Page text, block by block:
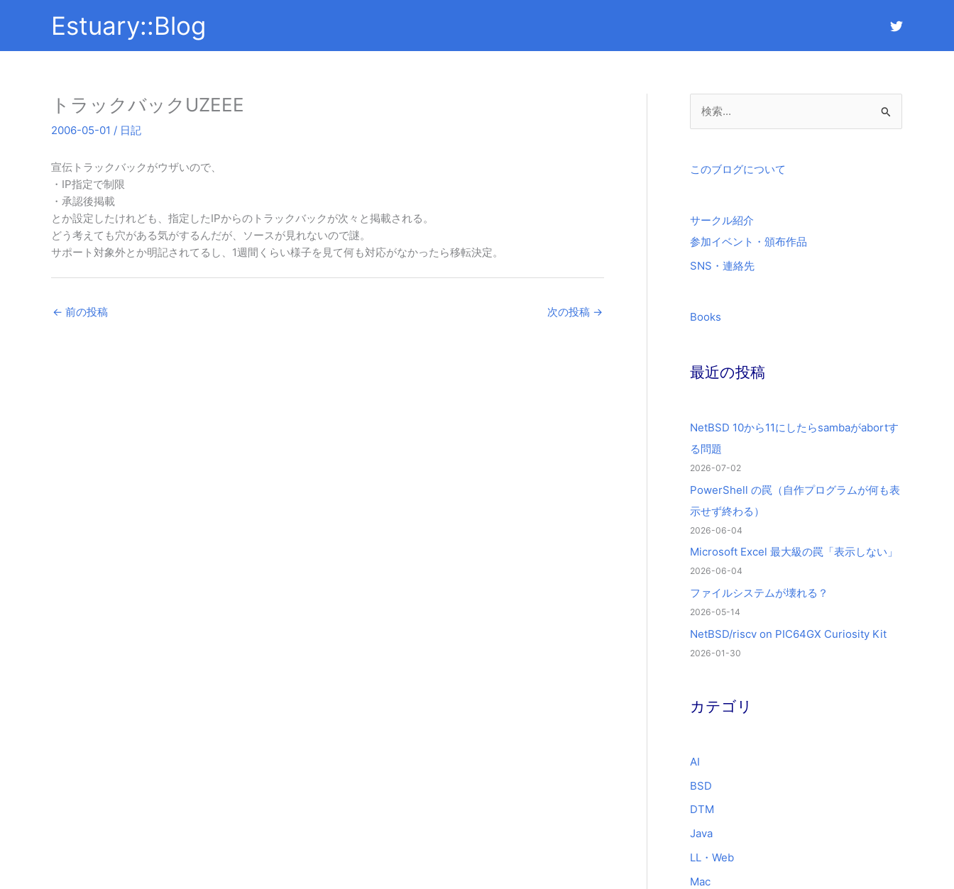
Estuary::Blog
トラックバックUZEEE
2006-05-01 / 日記
宣伝トラックバックがウザいので、
・IP指定で制限
・承認後掲載
とか設定したけれども、指定したIPからのトラックバックが次々と掲載される。
どう考えても穴がある気がするんだが、ソースが見れないので謎。
サポート対象外とか明記されてるし、1週間くらい様子を見て何も対応がなかったら移転決定。
← 前の投稿 次の投稿 →
象
このブログについて
サークル紹介
参加イベント・頒布作品
SNS・連絡先
Books
最近の投稿
NetBSD 10から11にしたらsambaがabortす
る問題
2026-07-02
PowerShell の罠（自作プログラムが何も表
示せず終わる）
2026-06-04
Microsoft Excel 最大級の罠「表示しない」
2026-06-04
ファイルシステムが壊れる？
2026-05-14
NetBSD/riscv on PIC64GX Curiosity Kit
2026-01-30
カテゴリ
AI
BSD
DTM
Java
LL・Web
Mac